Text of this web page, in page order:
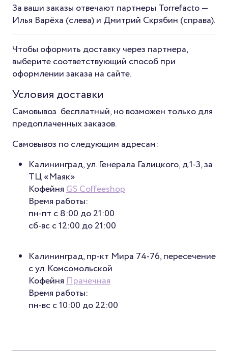
За ваши заказы отвечают партнеры Torrefacto —
Илья Варёха (слева) и Дмитрий Скрябин (справа).
Чтобы оформить доставку через партнера,
выберите соответствующий способ при
оформлении заказа на сайте.
Условия доставки
Самовывоз бесплатный, но возможен только для
предоплаченных заказов.
Самовывоз по следующим адресам:
Калининград, ул. Генерала Галицкого, д.1-3, за
ТЦ «Маяк»
КофейняGS Coffeeshop
Время работы:
пн-пт с 8:00 до 21:00
сб-вс с 12:00 до 21:00
Калининград, пр-кт Мира 74-76, пересечение
с ул. Комсомольской
КофейняПрачечная
Время работы:
пн-вс с 10:00 до 22:00